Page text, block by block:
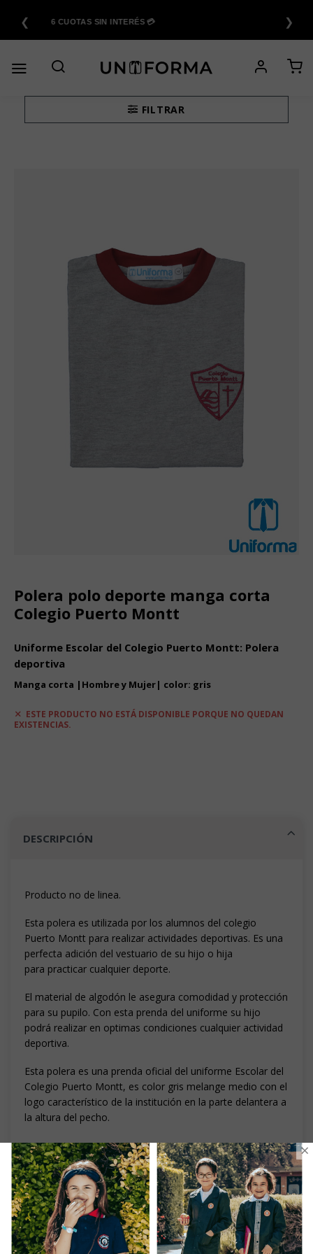
contenido
❮ 6 CUOTAS SIN INTERÉS 💳 ❯
FILTRAR
Polera polo deporte manga corta
Colegio Puerto Montt
Uniforme Escolar del Colegio Puerto Montt: Polera
deportiva
Manga corta |Hombre y Mujer| color: gris
ESTE PRODUCTO NO ESTÁ DISPONIBLE PORQUE NO QUEDAN
EXISTENCIAS.
DESCRIPCIÓN
Producto no de linea.
Esta polera es utilizada por los alumnos del colegio
Puerto Montt para realizar actividades deportivas. Es una
perfecta adición del vestuario de su hijo o hija
para practicar cualquier deporte.
El material de algodón le asegura comodidad y protección
para su pupilo. Con esta prenda del uniforme su hijo
podrá realizar en optimas condiciones cualquier actividad
deportiva.
Esta polera es una prenda oficial del uniforme Escolar del
Colegio Puerto Montt, es color gris melange medio con el
logo característico de la institución en la parte delantera a
la altura del pecho.
_____________
Uniforma es un proveedor oficial del Uniforme
Escolar del Colegio Puerto Montt. Todos los
uniformes escolares ofrecidos en la venta online de
Uniforma son producidos en Santiago de Chile.
×